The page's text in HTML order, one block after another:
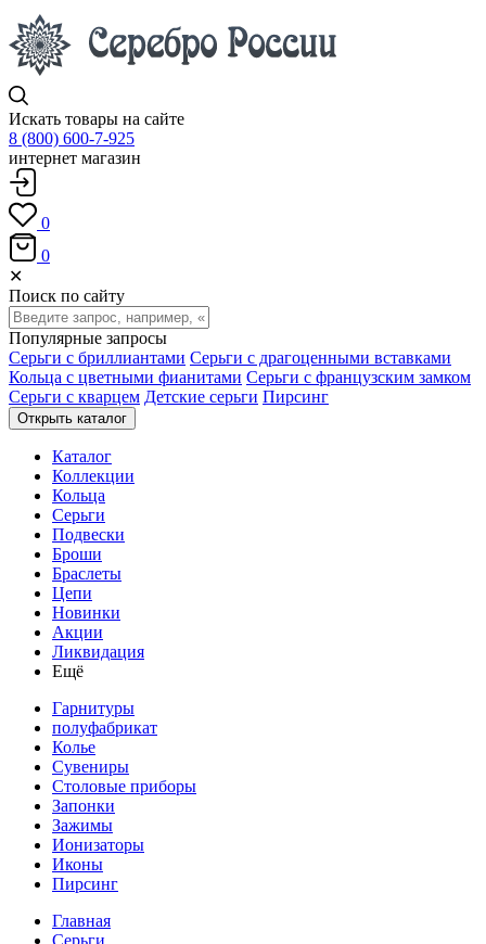
Искать товары на сайте
8 (800) 600-7-925
интернет магазин
0
0
✕
Поиск по сайту
Популярные запросы
Серьги с бриллиантами Серьги с драгоценными вставками
Кольца с цветными фианитами Серьги с французским замком
Серьги с кварцем Детские серьги Пирсинг
Открыть каталог
Каталог
Коллекции
Кольца
Серьги
Подвески
Броши
Браслеты
Цепи
Новинки
Акции
Ликвидация
Ещё
Гарнитуры
полуфабрикат
Колье
Сувениры
Столовые приборы
Запонки
Зажимы
Ионизаторы
Иконы
Пирсинг
Главная
Серьги